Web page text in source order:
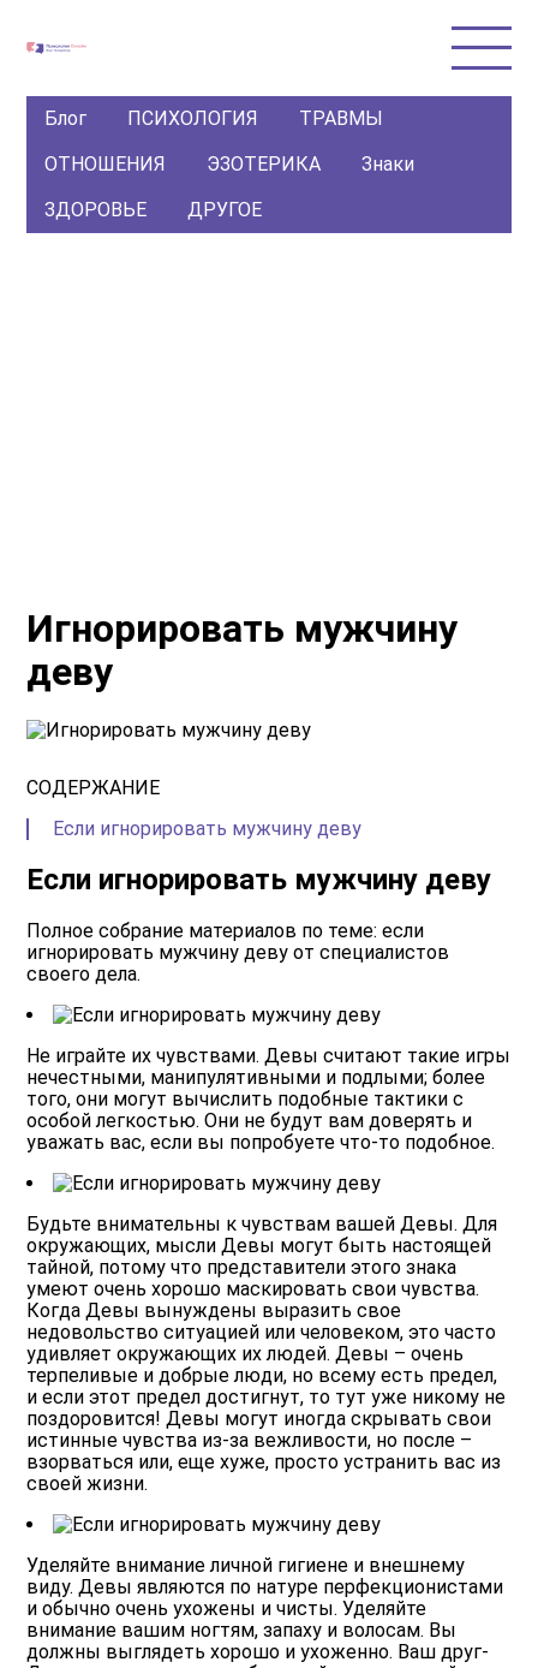
Блог ПСИХОЛОГИЯ
ТРАВМЫ
ОТНОШЕНИЯ
ЭЗОТЕРИКА
Знаки
ЗДОРОВЬЕ
ДРУГОЕ
Игнорировать мужчину
деву
СОДЕРЖАНИЕ
Если игнорировать мужчину деву
Если игнорировать мужчину деву
Полное собрание материалов по теме: если
игнорировать мужчину деву от специалистов
своего дела.
Не играйте их чувствами. Девы считают такие игры
нечестными, манипулятивными и подлыми; более
того, они могут вычислить подобные тактики с
особой легкостью. Они не будут вам доверять и
уважать вас, если вы попробуете что-то подобное.
Будьте внимательны к чувствам вашей Девы. Для
окружающих, мысли Девы могут быть настоящей
тайной, потому что представители этого знака
умеют очень хорошо маскировать свои чувства.
Когда Девы вынуждены выразить свое
недовольство ситуацией или человеком, это часто
удивляет окружающих их людей. Девы – очень
терпеливые и добрые люди, но всему есть предел,
и если этот предел достигнут, то тут уже никому не
поздоровится! Девы могут иногда скрывать свои
истинные чувства из-за вежливости, но после –
взорваться или, еще хуже, просто устранить вас из
своей жизни.
Уделяйте внимание личной гигиене и внешнему
виду. Девы являются по натуре перфекционистами
и обычно очень ухожены и чисты. Уделяйте
внимание вашим ногтям, запаху и волосам. Вы
должны выглядеть хорошо и ухоженно. Ваш друг-